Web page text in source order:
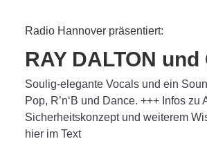
Radio Hannover präsentiert:
RAY DALTON und
Soulig-elegante Vocals und ein
Pop, R’n‘B und Dance. +++ Infos zu
Sicherheitskonzept und weiterem
hier im Text